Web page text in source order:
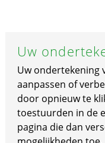
Uw
Uw ondertekening
aanpassen of
door opnieuw te
toestuurden in de
pagina die dan